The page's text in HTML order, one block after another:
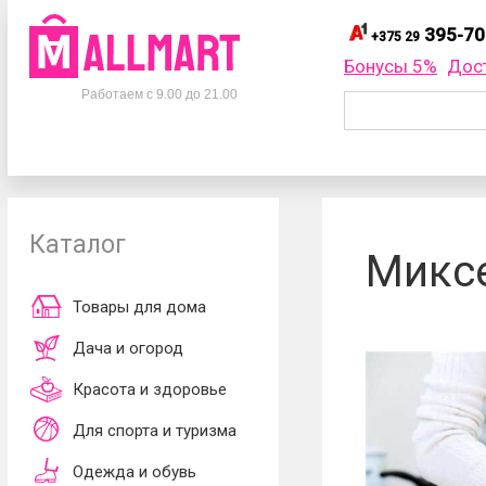
Телефоны
+375 33395-70-75
Работаем с 9.00 до 21.00
+375 29 395-
+375 29
обработки
принимаю
Бонусы 5%
Каталог
Товары для дома
Дача и огород
Красота и здоровье
Для спорта и туризма
Одежда и обувь